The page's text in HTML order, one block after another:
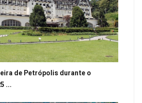
de Petrópolis durante o
...